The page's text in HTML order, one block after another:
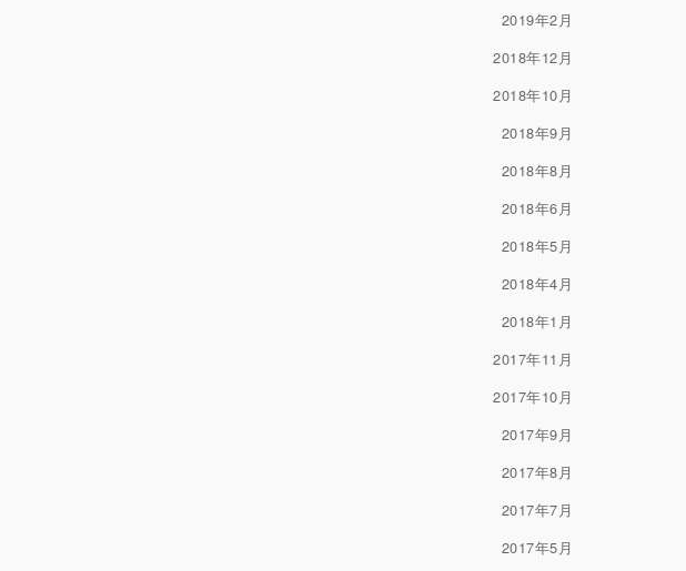
2019年2月
2018年12月
2018年10月
2018年9月
2018年8月
2018年6月
2018年5月
2018年4月
2018年1月
2017年11月
2017年10月
2017年9月
2017年8月
2017年7月
2017年5月